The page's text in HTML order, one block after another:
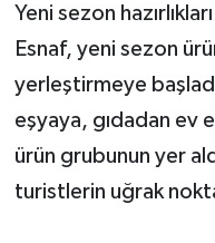
Yeni sezon
Esnaf, yeni sezon
yerleştirmeye
eşyaya, gıdadan ev
ürün grubunun yer
turistlerin uğrak